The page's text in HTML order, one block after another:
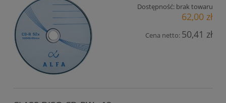
Dostępność: brak towaru
62,00 zł
Cena netto: 50,41 zł